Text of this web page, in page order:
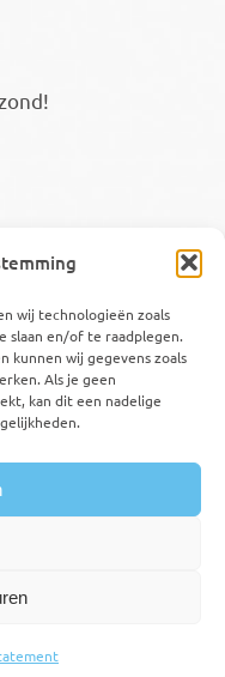
wij technologieën zoals
slaan en/of te raadplegen.
kunnen wij gegevens zoals
Als je geen
kan dit een nadelige
voorwaarden